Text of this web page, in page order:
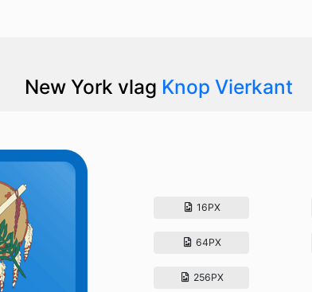
New York vlag Knop Vierkant
16PX
64PX
256PX